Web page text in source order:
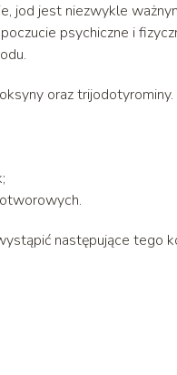
jod jest niezwykle
psychiczne i
oraz trijodotyrominy.
następujące tego